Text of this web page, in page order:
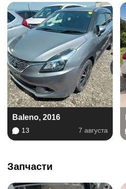
Baleno, 2016
13 7 августа
Запчасти